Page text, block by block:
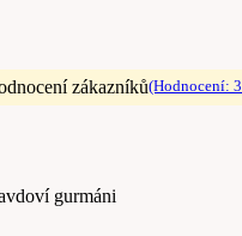
zákazníků(Hodnocení: 3
gurmáni